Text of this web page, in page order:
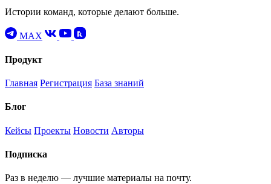
Истории команд, которые делают больше.
MAX
Продукт
Главная Регистрация База знаний
Блог
Кейсы Проекты Новости Авторы
Подписка
Раз в неделю — лучшие материалы на почту.